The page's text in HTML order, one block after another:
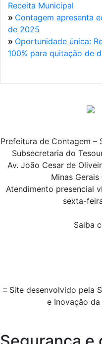
Receita Municipal
» Contagem apresenta
de 2025
» Oportunidade única:
100% para quitação de
Prefeitura de Contagem –
Subsecretaria do
Av. João Cesar de
Minas
Atendimento presencial
sexta-
Saiba
:: Site desenvolvido pela
e Inovação